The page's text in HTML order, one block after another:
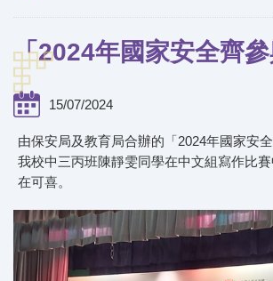
「2024年國家安全齊參
15/07/2024
由保安局及教育局合辦的「2024年國家安
我校中三丙班陳靜雯同學在中文組寫作比
在可喜。